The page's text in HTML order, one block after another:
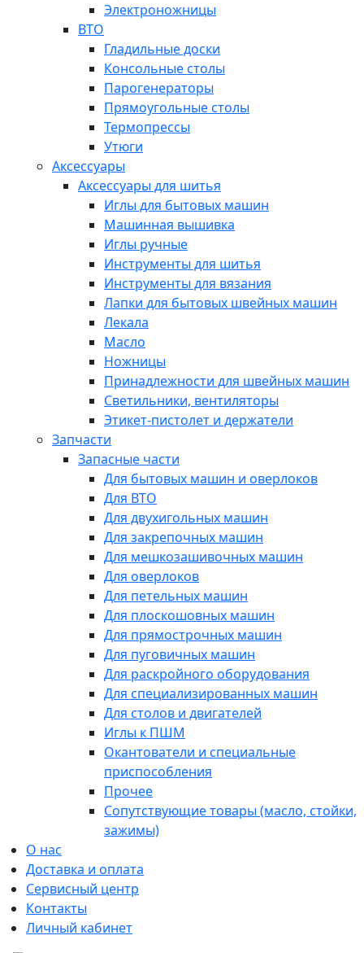
Электроножницы
ВТО
Гладильные доски
Консольные столы
Парогенераторы
Прямоугольные столы
Термопрессы
Утюги
Аксессуары
Аксессуары для шитья
Иглы для бытовых машин
Машинная вышивка
Иглы ручные
Инструменты для шитья
Инструменты для вязания
Лапки для бытовых швейных машин
Лекала
Масло
Ножницы
Принадлежности для швейных машин
Светильники, вентиляторы
Этикет-пистолет и держатели
Запчасти
Запасные части
Для бытовых машин и оверлоков
Для ВТО
Для двухигольных машин
Для закрепочных машин
Для мешкозашивочных машин
Для оверлоков
Для петельных машин
Для плоскошовных машин
Для прямострочных машин
Для пуговичных машин
Для раскройного оборудования
Для специализированных машин
Для столов и двигателей
Иглы к ПШМ
Окантователи и специальные
приспособления
Прочее
Сопутствующие товары (масло, стойки,
зажимы)
О нас
Доставка и оплата
Сервисный центр
Контакты
Личный кабинет